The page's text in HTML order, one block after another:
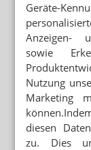
Geräte-
Anzeigen-
sowie
Nutzung
Marketing
diesen
zu. Dies
Mehr zum
Kohlpharma
Haemato: